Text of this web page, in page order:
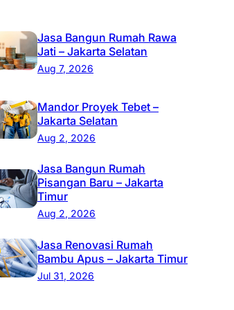
Jasa Bangun Rumah Rawa
Jati – Jakarta Selatan
Aug 7, 2026
Mandor Proyek Tebet –
Jakarta Selatan
Aug 2, 2026
Jasa Bangun Rumah
Pisangan Baru – Jakarta
Timur
Aug 2, 2026
Jasa Renovasi Rumah
Bambu Apus – Jakarta Timur
Jul 31, 2026